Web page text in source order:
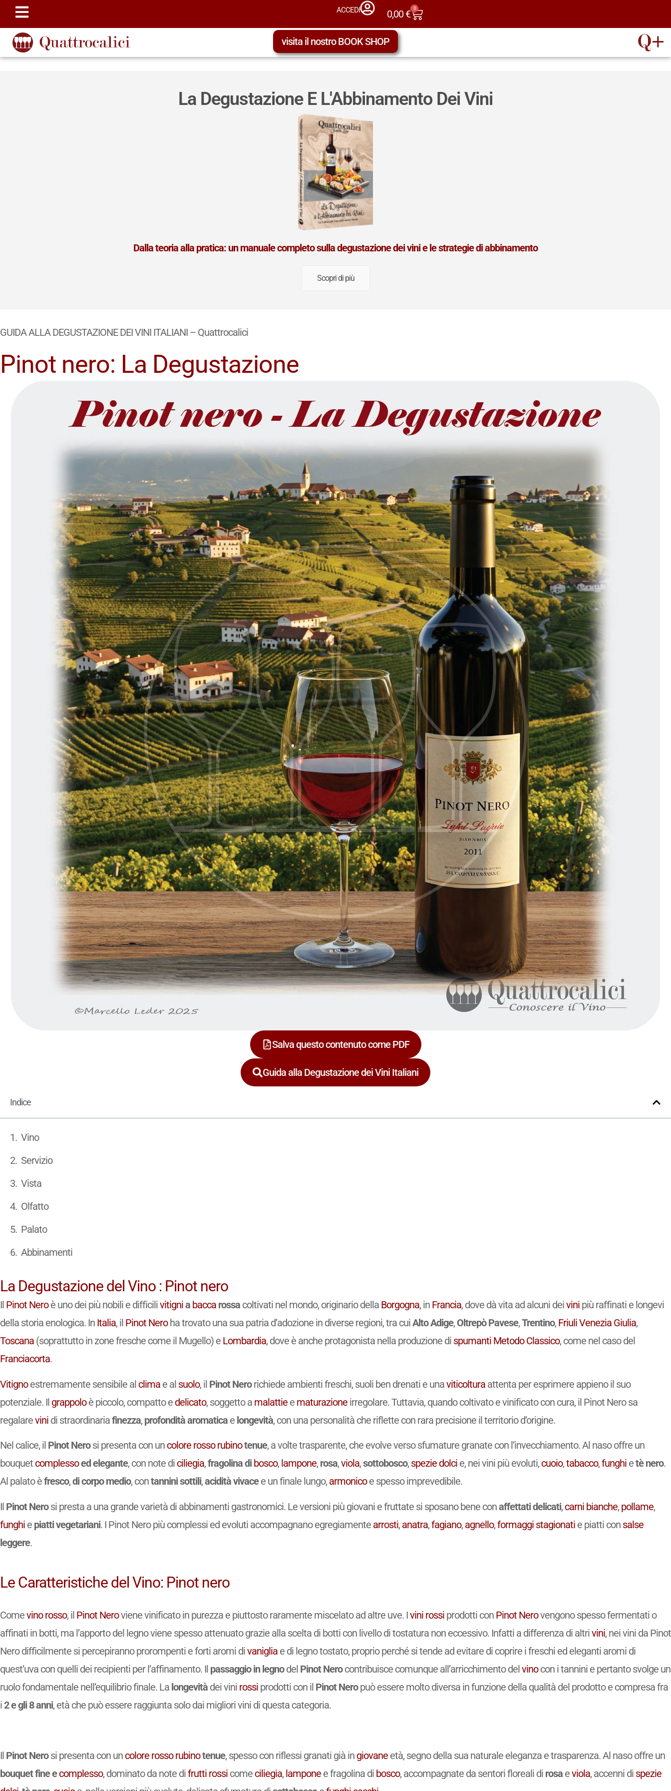
ACCEDI 0,00€ 0
visita il nostro BOOK SHOP
La Degustazione E L'Abbinamento Dei Vini
Dalla teoria alla pratica: un manuale completo sulla degustazione dei vini e le strategie di abbinamento
Scopri di più
GUIDA ALLA DEGUSTAZIONE DEI VINI ITALIANI – Quattrocalici
Pinot nero: La Degustazione
Salva questo contenuto come PDF
Guida alla Degustazione dei Vini Italiani
Indice
Vino
Servizio
Vista
Olfatto
Palato
Abbinamenti
La Degustazione del Vino : Pinot nero
Il Pinot Neroè uno dei più nobili e difficilivitignia bacca rossa coltivati nel mondo, originario della Borgogna, in Francia, dove dà vita ad alcuni deivini più raffinati e longevi
della storia enologica. In Italia, il Pinot Neroha trovato una sua patria d’adozione in diverse regioni, tra cuiAlto Adige, Oltrepò Pavese,Trentino, Friuli Venezia Giulia,
Toscana (soprattutto in zone fresche come il Mugello) e Lombardia, dove è anche protagonista nella produzione di spumanti Metodo Classico, come nel caso del
Franciacorta.
Vitignoestremamente sensibile al clima e al suolo, il Pinot Nerorichiede ambienti freschi, suoli ben drenati e unaviticoltura attenta per esprimere appieno il suo
potenziale. Il grappoloè piccolo, compatto e delicato, soggetto a malattie e maturazione irregolare. Tuttavia, quando coltivato e vinificato con cura, il Pinot Nero sa
regalarevini di straordinariafinezza, profondità aromatica e longevità, con una personalità che riflette con rara precisione il territorio d’origine.
Nel calice, il Pinot Nerosi presenta con un colore rosso rubinotenue, a volte trasparente, che evolve verso sfumature granate con l’invecchiamento. Al naso offre un
bouquet complessoed elegante, con note di ciliegia,fragolina dibosco, lampone, rosa,viola,sottobosco, spezie dolci e, nei vini più evoluti, cuoio,tabacco,funghi etè nero.
Al palato èfresco,di corpo medio, contannini sottili,acidità vivacee un finale lungo, armonicoe spesso imprevedibile.
Il Pinot Nerosi presta a una grande varietà di abbinamenti gastronomici. Le versioni più giovani e fruttate si sposano bene conaffettati delicati, carni bianche, pollame,
funghi e piatti vegetariani. I Pinot Nero più complessi ed evoluti accompagnano egregiamente arrosti, anatra,fagiano, agnello,formaggi stagionati e piatti con salse
leggere.
Le Caratteristiche del Vino: Pinot nero
Comevino rosso, il Pinot Neroviene vinificato in purezza e piuttosto raramente miscelato ad altre uve. Ivini rossi prodotti con Pinot Nerovengono spesso fermentati o
affinati in botti, ma l’apporto del legno viene spesso attenuato grazie alla scelta di botti con livello di tostatura non eccessivo. Infatti a differenza di altrivini, nei vini da Pinot
Nero difficilmente si percepiranno prorompenti e forti aromi divaniglia e di legno tostato, proprio perché si tende ad evitare di coprire i freschi ed eleganti aromi di
quest’uva con quelli dei recipienti per l’affinamento. Il passaggio in legnodel Pinot Nerocontribuisce comunque all’arricchimento delvinocon i tannini e pertanto svolge un
ruolo fondamentale nell’equilibrio finale. La longevità dei vini rossi prodotti con il Pinot Neropuò essere molto diversa in funzione della qualità del prodotto e compresa fra
i2 e gli 8 anni, età che può essere raggiunta solo dai migliori vini di questa categoria.
Il Pinot Nerosi presenta con un colore rosso rubinotenue, spesso con riflessi granati già in giovane età, segno della sua naturale eleganza e trasparenza. Al naso offre un
bouquet fine ecomplesso, dominato da note difrutti rossi come ciliegia, lampone e fragolina di bosco, accompagnate da sentori floreali di rosa eviola, accenni di spezie